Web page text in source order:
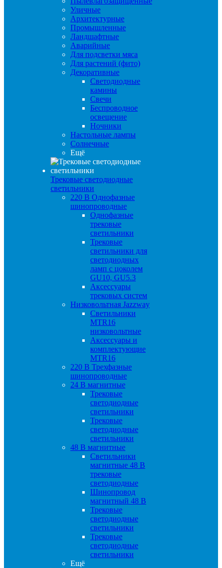
Уличные
Архитектурные
Промышленные
Ландшафтные
Аварийные
Для подсветки мяса
Для растений (фито)
Декоративные
Светодиодные
камины
Свечи
Беспроводное
освещение
Ночники
Настольные лампы
Солнечные
Ещё
Трековые светодиодные
светильники
220 B Однофазные
шинопроводные
Однофазные
трековые
светильники
Трековые
светильники для
светодиодных
ламп с цоколем
GU10, GU5.3
Аксессуары
трековых систем
Низковольтная Jazzway
Светильники
MTR16
низковольтные
Аксессуары и
комплектующие
MTR16
220 B Трехфазные
шинопроводные
24 B магнитные
Трековые
светодиодные
светильники
Трековые
светодиодные
светильники
48 B магнитные
Светильники
магнитные 48 В
трековые
светодиодные
Шинопровод
магнитный 48 В
Трековые
светодиодные
светильники
Трековые
светодиодные
светильники
Ещё